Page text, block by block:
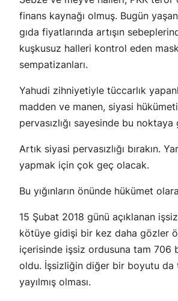
finans kaynağı olmuş. Bugün
gıda fiyatlarında artışın
kuşkusuz halleri kontrol eden
sempatizanları.
Yahudi zihniyetiyle tüccarlık
madden ve manen, siyasi
pervasızlığı sayesinde bu noktaya
Artık siyasi pervasızlığı bırakın.
yapmak için çok geç olacak.
Bu yığınların önünde hükümet
15 Şubat 2018 günü açıklanan
kötüye gidişi bir kez daha gözler
içerisinde işsiz ordusuna tam 706
oldu. İşsizliğin diğer bir boyutu da
yayılmış olması.